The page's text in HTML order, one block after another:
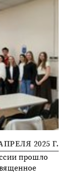
2025 Г.
прошло